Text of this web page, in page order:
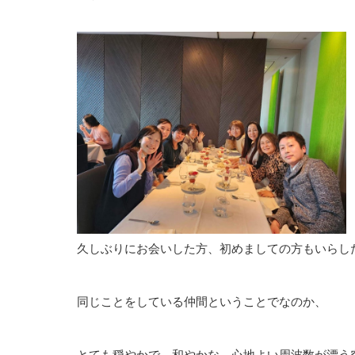
久しぶりにお会いした方、初めましての方もいらし
同じことをしている仲間ということでなのか、